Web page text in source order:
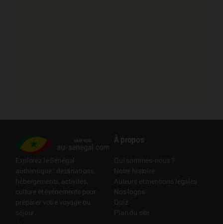
Explorez le Sénégal
authentique : destinations,
hébergements, activités,
culture et événements pour
préparer votre voyage ou
séjour.
À propos
Qui sommes-nous ?
Notre histoire
Auteurs et mentions légales
Nos logos
Quiz
Plan du site